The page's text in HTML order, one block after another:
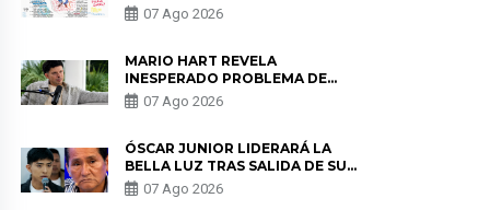
07 Ago 2026
MARIO HART REVELA
INESPERADO PROBLEMA DE
SALUD ANTES DE SEPARARSE DE
KORINA: “ME ENCONTRARON UN
07 Ago 2026
ÓSCAR JUNIOR LIDERARÁ LA
BELLA LUZ TRAS SALIDA DE SU
PADRE POR POLÉMICA CON
NALDY SALDAÑA
07 Ago 2026